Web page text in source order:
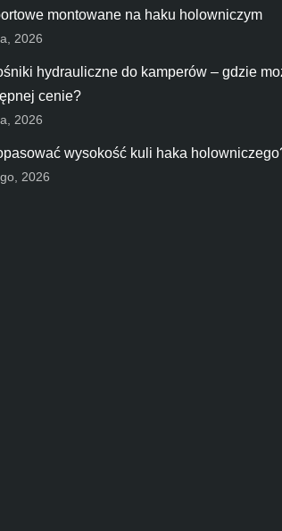
montowane na haku holowniczym
2026
hydrauliczne do kamperów – gdzie
cenie?
2026
wysokość kuli haka
2026